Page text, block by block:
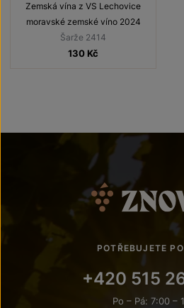
Zemská vína z VS Lechovice
moravské zemské víno 2024
Šarže 2414
130 Kč
POTŘEBUJETE
+420 515
Po – Pá: 7:00 –